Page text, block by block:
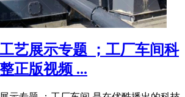
艺展示专题 ；工厂车间科
正版视频 ...